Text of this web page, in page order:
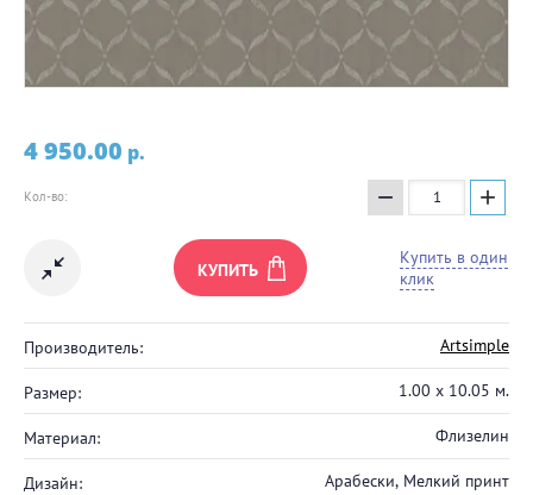
4 950.00 p.
Кол-во: − +
КУПИТЬ
Купить в один
клик
Производитель: Artsimple
Размер: 1.00 х 10.05 м.
Материал: Флизелин
Дизайн: Арабески, Мелкий принт